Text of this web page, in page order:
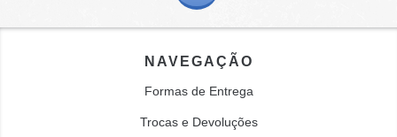
NAVEGAÇÃO
Formas de Entrega
Trocas e Devoluções